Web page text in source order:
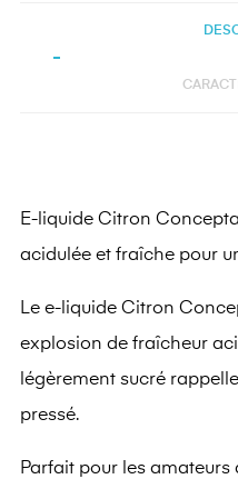
E-liquide Citron
acidulée et fraîche pour
Le e-liquide Citron
explosion de fraîcheur
légèrement sucré
pressé.
Parfait pour les